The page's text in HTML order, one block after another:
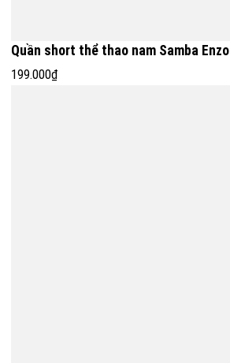
Quần short thể thao nam Samba Enzo
199.000₫